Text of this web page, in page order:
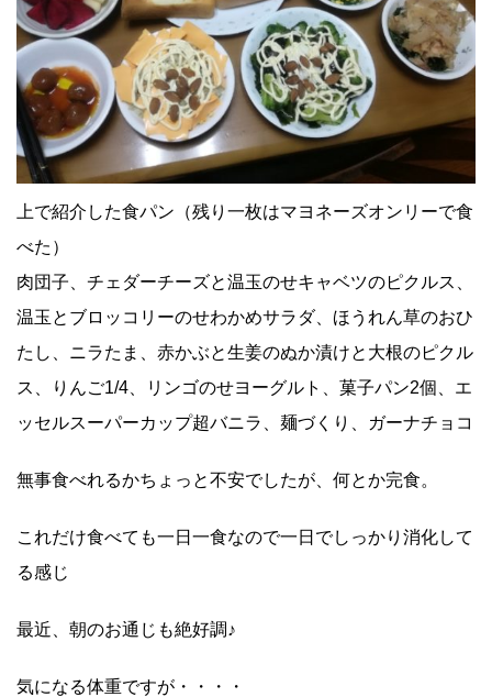
上で紹介した食パン（残り一枚はマヨネーズオンリーで食
べた）
肉団子、チェダーチーズと温玉のせキャベツのピクルス、
温玉とブロッコリーのせわかめサラダ、ほうれん草のおひ
たし、ニラたま、赤かぶと生姜のぬか漬けと大根のピクル
ス、りんご1/4、リンゴのせヨーグルト、菓子パン2個、エ
ッセルスーパーカップ超バニラ、麺づくり、ガーナチョコ
無事食べれるかちょっと不安でしたが、何とか完食。
これだけ食べても一日一食なので一日でしっかり消化して
る感じ
最近、朝のお通じも絶好調♪
気になる体重ですが・・・・